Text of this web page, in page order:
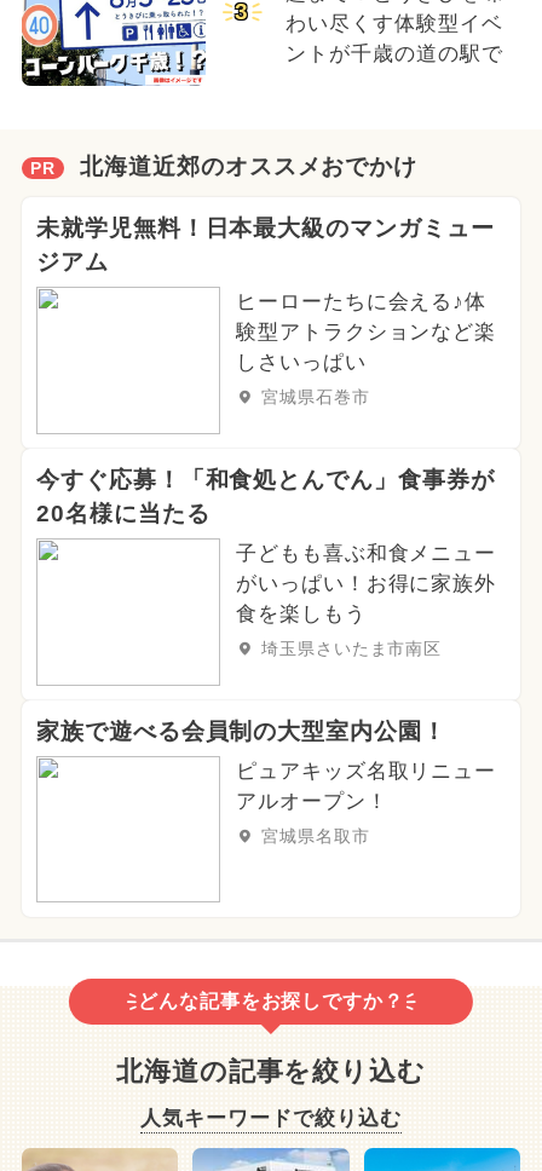
3
わい尽くす体験型イベ
ントが千歳の道の駅で
PR 北海道近郊のオススメおでかけ
未就学児無料！日本最大級のマンガミュー
ジアム
ヒーローたちに会える♪体
験型アトラクションなど楽
しさいっぱい
宮城県石巻市
今すぐ応募！「和食処とんでん」食事券が
20名様に当たる
子どもも喜ぶ和食メニュー
がいっぱい！お得に家族外
食を楽しもう
埼玉県さいたま市南区
家族で遊べる会員制の大型室内公園！
ピュアキッズ名取リニュー
アルオープン！
宮城県名取市
どんな記事をお探しですか？
北海道の記事を絞り込む
人気キーワードで絞り込む